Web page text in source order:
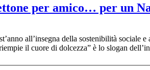
per amico… per un
all’insegna della sostenibilità sociale
il cuore di dolcezza” è lo slogan